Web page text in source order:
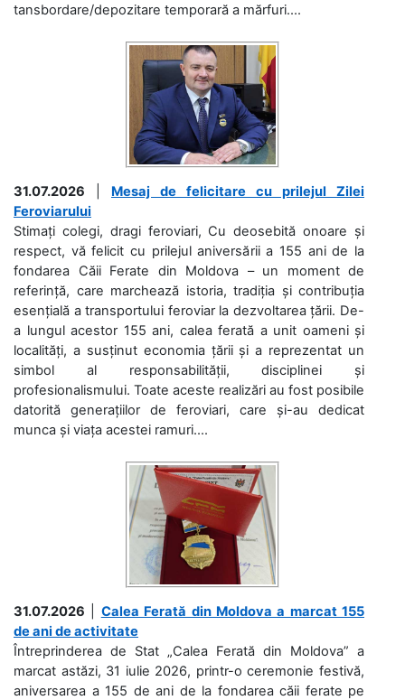
tansbordare/depozitare temporară a mărfuri....
31.07.2026
Mesaj de felicitare cu prilejul Zilei
Feroviarului
Stimați colegi, dragi feroviari, Cu deosebită onoare și
respect, vă felicit cu prilejul aniversării a 155 ani de la
fondarea Căii Ferate din Moldova – un moment de
referință, care marchează istoria, tradiția și contribuția
esențială a transportului feroviar la dezvoltarea țării. De-
a lungul acestor 155 ani, calea ferată a unit oameni și
localități, a susținut economia țării și a reprezentat un
simbol al responsabilității, disciplinei și
profesionalismului. Toate aceste realizări au fost posibile
datorită generațiilor de feroviari, care și-au dedicat
munca și viața acestei ramuri....
31.07.2026
Calea Ferată din Moldova a marcat 155
de ani de activitate
Întreprinderea de Stat „Calea Ferată din Moldova” a
marcat astăzi, 31 iulie 2026, printr-o ceremonie festivă,
aniversarea a 155 de ani de la fondarea căii ferate pe